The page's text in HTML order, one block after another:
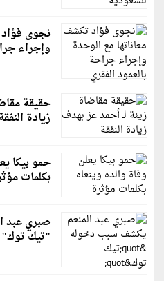
نجوى
وإجراء
حقيقة
زيادة
حمو بيكا
بكلمات
صبري عبد
"تيك توك"